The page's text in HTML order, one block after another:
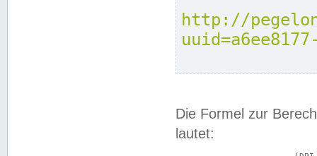
http://
Die Formel zur
lautet: